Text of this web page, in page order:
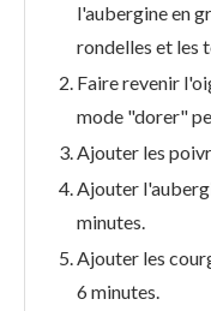
l'aubergine en
rondelles et les
Faire revenir
mode "dorer"
Ajouter les
Ajouter
minutes.
Ajouter les
6 minutes.